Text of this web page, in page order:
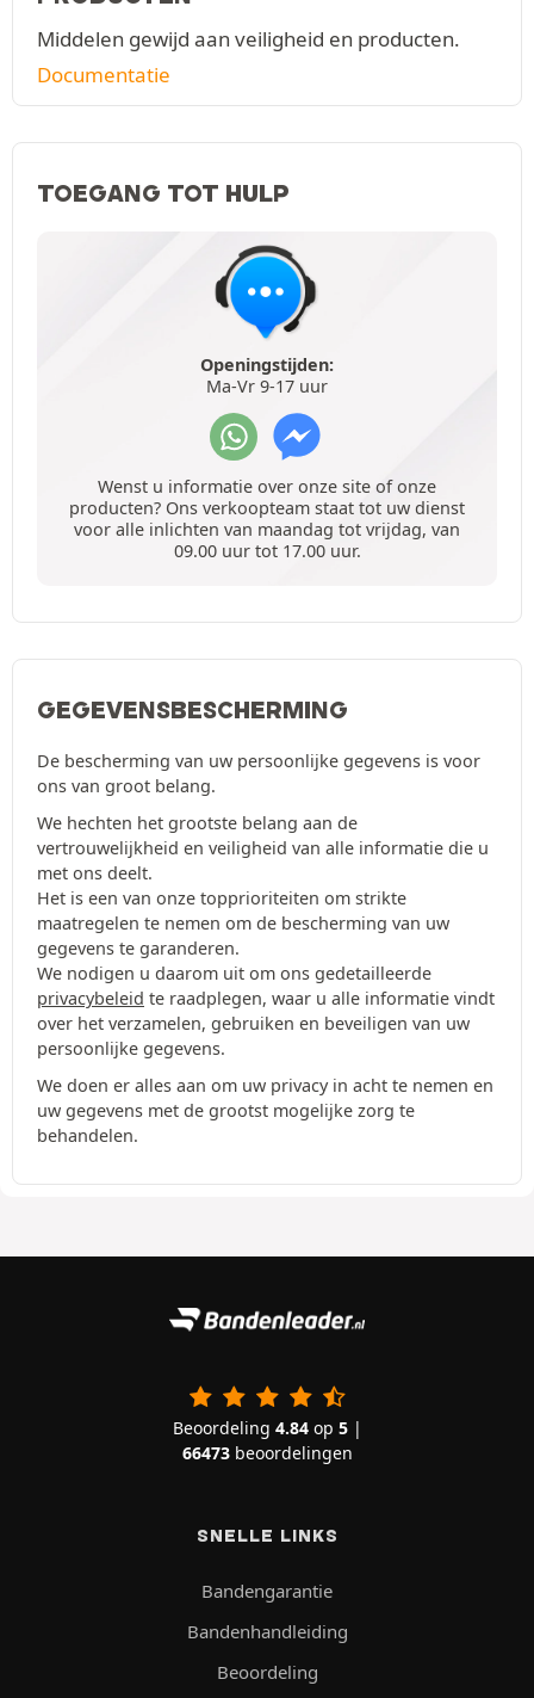
Middelen gewijd aan veiligheid en producten.
Documentatie
TOEGANG TOT HULP
Openingstijden:
Ma-Vr 9-17 uur
Wenst u informatie over onze site of onze
producten? Ons verkoopteam staat tot uw dienst
voor alle inlichten van maandag tot vrijdag, van
09.00 uur tot 17.00 uur.
GEGEVENSBESCHERMING
De bescherming van uw persoonlijke gegevens is voor
ons van groot belang.
We hechten het grootste belang aan de
vertrouwelijkheid en veiligheid van alle informatie die u
met ons deelt.
Het is een van onze topprioriteiten om strikte
maatregelen te nemen om de bescherming van uw
gegevens te garanderen.
We nodigen u daarom uit om ons gedetailleerde
privacybeleid te raadplegen, waar u alle informatie vindt
over het verzamelen, gebruiken en beveiligen van uw
persoonlijke gegevens.
We doen er alles aan om uw privacy in acht te nemen en
uw gegevens met de grootst mogelijke zorg te
behandelen.
Beoordeling 4.84op 5|
66473beoordelingen
SNELLE LINKS
Bandengarantie
Bandenhandleiding
Beoordeling